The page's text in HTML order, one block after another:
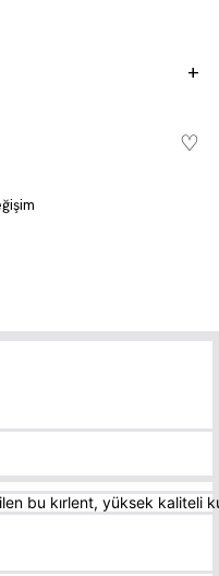
+
♡
bu kırlent, yüksek kaliteli